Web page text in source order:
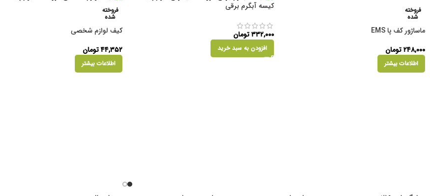
فروخته
شده
ماساژور کف پا EMS
۲۴۸,۰۰۰تومان
اطلاعات بیشتر
کیسه آبگرم برقی
۳۳۲,۰۰۰ تومان
افزودن به سبد خرید
فروخته
شده
کیف لوازم شخصی
۴۴,۳۵۲تومان
اطلاعات بیشتر